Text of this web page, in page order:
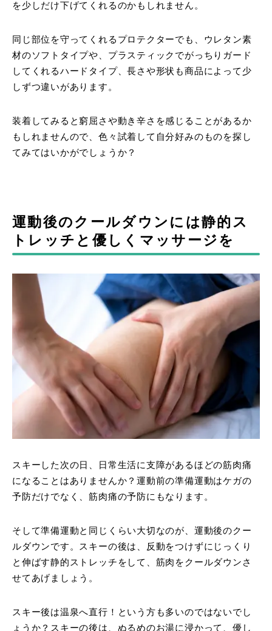
を少しだけ下げてくれるのかもしれません。
同じ部位を守ってくれるプロテクターでも、ウレタン素
材のソフトタイプや、プラスティックでがっちりガード
してくれるハードタイプ、長さや形状も商品によって少
しずつ違いがあります。
装着してみると窮屈さや動き辛さを感じることがあるか
もしれませんので、色々試着して自分好みのものを探し
てみてはいかがでしょうか？
運動後のクールダウンには静的ス
トレッチと優しくマッサージを
スキーした次の日、日常生活に支障があるほどの筋肉痛
になることはありませんか？運動前の準備運動はケガの
予防だけでなく、筋肉痛の予防にもなります。
そして準備運動と同じくらい大切なのが、運動後のクー
ルダウンです。スキーの後は、反動をつけずにじっくり
と伸ばす静的ストレッチをして、筋肉をクールダウンさ
せてあげましょう。
スキー後は温泉へ直行！という方も多いのではないでし
ょうか？スキーの後は、ぬるめのお湯に浸かって、優し